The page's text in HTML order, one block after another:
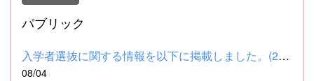
パブリック
入学者選抜に関する情報を以下に掲載しました。(2026.8.4) ■令和...
08/04